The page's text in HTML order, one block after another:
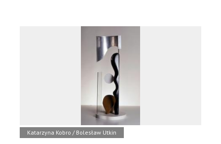
Katarzyna Kobro / Bolesław Utkin